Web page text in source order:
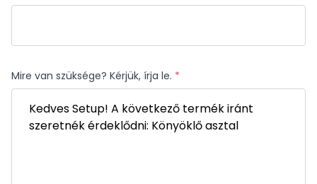
Mire van szüksége? Kérjük, írja le. *